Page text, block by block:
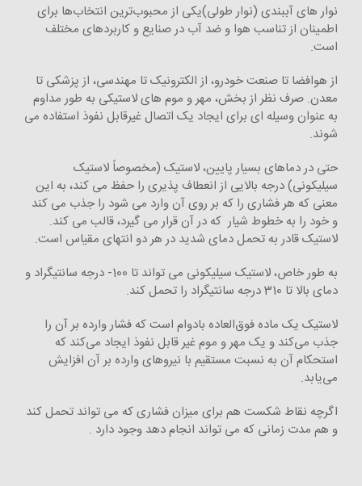
نوار های آببندی (نوار طولی)یکی از محبوب‌ترین انتخاب‌ها برای
اطمینان از تناسب هوا و ضد آب در صنایع و کاربردهای مختلف
است.
از هوافضا تا صنعت خودرو، از الکترونیک تا مهندسی، از پزشکی تا
معدن. صرف نظر از بخش، مهر و موم های لاستیکی به طور مداوم
به عنوان وسیله ای برای ایجاد یک اتصال غیرقابل نفوذ استفاده می
شوند.
حتی در دماهای بسیار پایین، لاستیک (مخصوصاً لاستیک
سیلیکونی) درجه بالایی از انعطاف پذیری را حفظ می کند، به این
معنی که هر فشاری را که بر روی آن وارد می شود را جذب می کند
و خود را به خطوط شیار که در آن قرار می گیرد، قالب می کند.
لاستیک قادر به تحمل دمای شدید در هر دو انتهای مقیاس است.
به طور خاص، لاستیک سیلیکونی می تواند تا 100- درجه سانتیگراد و
دمای بالا تا 310 درجه سانتیگراد را تحمل کند.
لاستیک یک ماده فوق‌العاده بادوام است که فشار وارده بر آن را
جذب می‌کند و یک مهر و موم غیر قابل نفوذ ایجاد می‌کند که
استحکام آن به نسبت مستقیم با نیروهای وارده بر آن افزایش
می‌یابد.
اگرچه نقاط شکست هم برای میزان فشاری که می تواند تحمل کند
و هم مدت زمانی که می تواند انجام دهد وجود دارد .